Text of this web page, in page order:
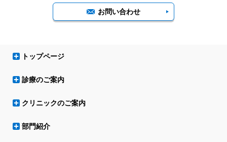
お問い合わせ
トップページ
診療のご案内
クリニックのご案内
部門紹介